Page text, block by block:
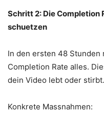
Schritt 2: Die Completion
schuetzen
In den ersten 48 Stunden
Completion Rate alles.
dein Video lebt oder stirbt.
Konkrete Massnahmen: